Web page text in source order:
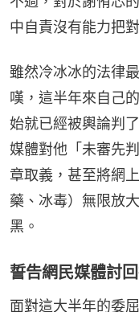
中自責沒有能力把
雖然冷冰冰的法律
嘆，這半年來自己
始就已經被輿論判
媒體對他「未審先
章取義，甚至將網
藥、冰毒）無限放
黑。
誓告網民媒體討
面對這大半年的委